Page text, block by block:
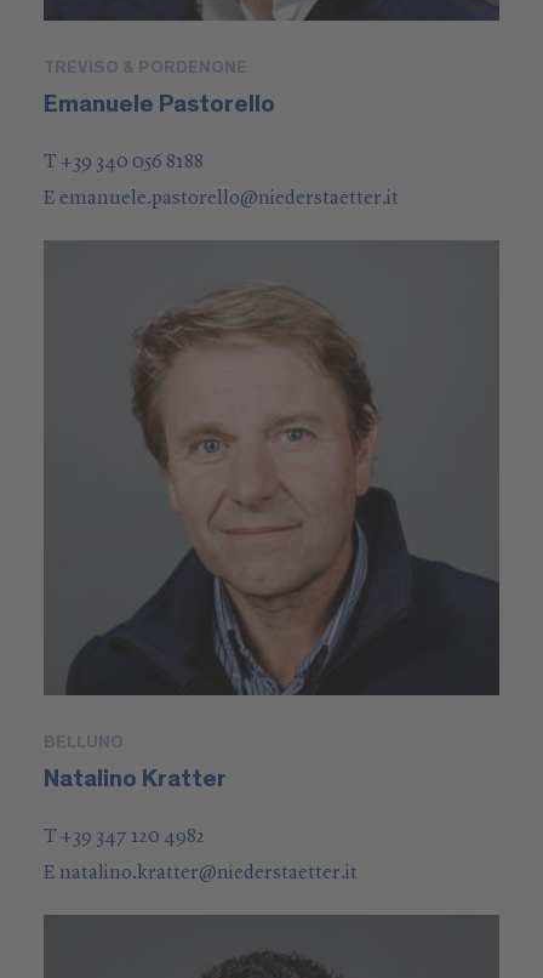
TREVISO & PORDENONE
Emanuele Pastorello
T +39 340 056 8188
E emanuele.pastorello@niederstaetter.it
BELLUNO
Natalino Kratter
T +39 347 120 4982
E natalino.kratter@niederstaetter.it